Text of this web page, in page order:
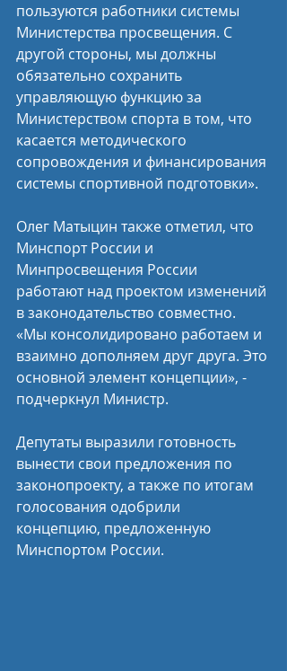
пользуются работники системы
Министерства просвещения. С
другой стороны, мы должны
обязательно сохранить
управляющую функцию за
Министерством спорта в том, что
касается методического
сопровождения и финансирования
системы спортивной подготовки».
Олег Матыцин также отметил, что
Минспорт России и
Минпросвещения России
работают над проектом изменений
в законодательство совместно.
«Мы консолидировано работаем и
взаимно дополняем друг друга. Это
основной элемент концепции», -
подчеркнул Министр.
Депутаты выразили готовность
вынести свои предложения по
законопроекту, а также по итогам
голосования одобрили
концепцию, предложенную
Минспортом России.